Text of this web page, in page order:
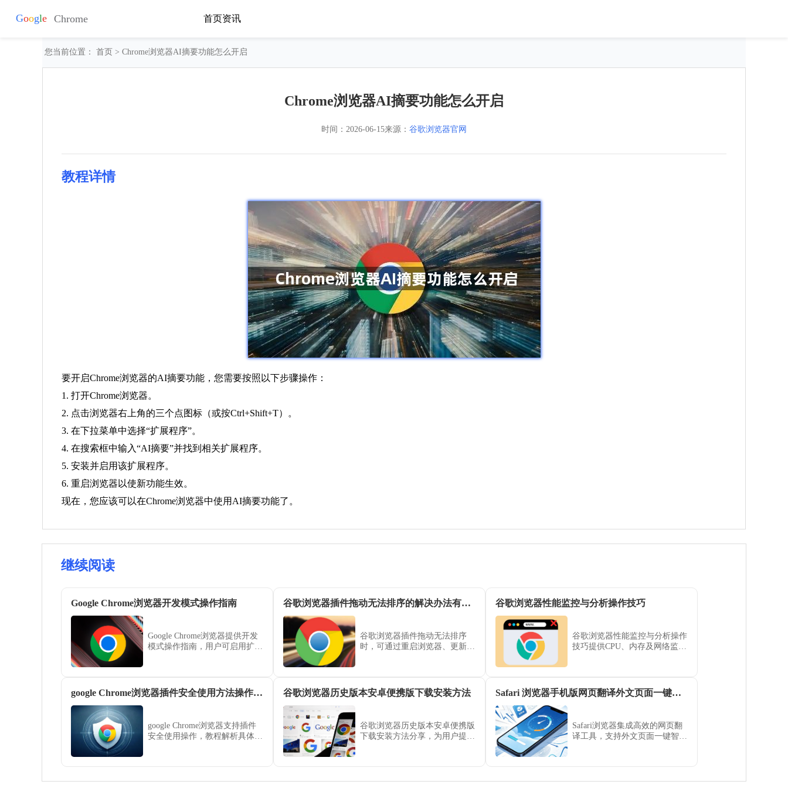
首页资讯
您当前位置： 首页 > Chrome浏览器AI摘要功能怎么开启
Chrome浏览器AI摘要功能怎么开启
时间： 2026-06-15来源： 谷歌浏览器官网
教程详情
要开启Chrome浏览器的AI摘要功能，您需要按照以下步骤操作：
1. 打开Chrome浏览器。
2. 点击浏览器右上角的三个点图标（或按Ctrl+Shift+T）。
3. 在下拉菜单中选择“扩展程序”。
4. 在搜索框中输入“AI摘要”并找到相关扩展程序。
5. 安装并启用该扩展程序。
6. 重启浏览器以使新功能生效。
现在，您应该可以在Chrome浏览器中使用AI摘要功能了。
继续阅读
Google Chrome浏览器开发模式操作指南
Google Chrome浏览器提供开发
模式操作指南，用户可启用扩展
谷歌浏览器插件拖动无法排序的解决办法有哪些
谷歌浏览器插件拖动无法排序
时，可通过重启浏览器、更新扩
谷歌浏览器性能监控与分析操作技巧
谷歌浏览器性能监控与分析操作
技巧提供CPU、内存及网络监控
google Chrome浏览器插件安全使用方法操作解析
google Chrome浏览器支持插件
安全使用操作，教程解析具体方
谷歌浏览器历史版本安卓便携版下载安装方法
谷歌浏览器历史版本安卓便携版
下载安装方法分享，为用户提供
Safari 浏览器手机版网页翻译外文页面一键转换中文
Safari浏览器集成高效的网页翻
译工具，支持外文页面一键智能